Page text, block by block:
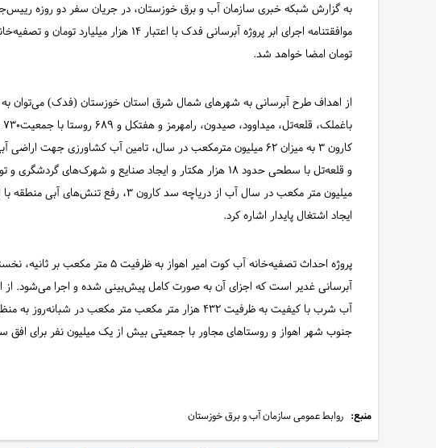
به گزارش شبکه خبری سازمان آب و برق خوزستان، در جریان سفر دو روزه
تومان امضا خواهد شد.
از اهداف طرح آبرسانی به شهرهای شمال شرق استان خوزستان (فدک) می‌توان
کارون ۳ به میزان ۶۲ میلیون مترمکعب در سال، تامین آب کشاورزی
ایجاد اشتغال پایدار اشاره کرد.
پروژه احداث تصفیه‌خانه آب کوت امیر اهواز
آبرسانی غدیر است که اجزای آن به صورت کامل پیش‌بینی شده و اجرا می‌شود. از
آب شرب با کیفیت به ظرفیت ۴۳۲ هزار متر مکعب متر مکعب در
جنوب شهر اهواز و روستاهای مجاور با جمعیتی بیش از یک میلیون نفر برای افق سال ۱۴۲۵ اشاره
منبع: روابط عمومی سازمان آب و برق خوزستان